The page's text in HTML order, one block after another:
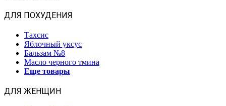
ДЛЯ ПОХУДЕНИЯ
Тахсис
Яблочный уксус
Бальзам №8
Масло черного тмина
Еще товары
ДЛЯ ЖЕНЩИН